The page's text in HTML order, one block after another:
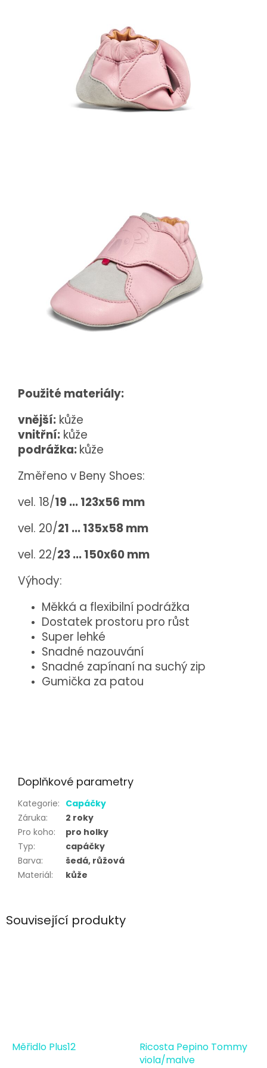
Související produkty
Měřidlo Plus12
Ricosta Pepino Tommy
viola/malve
Použité materiály:
vnější: kůže
vnitřní: kůže
podrážka:kůže
Změřeno v Beny Shoes:
vel. 18/19 ... 123x56 mm
vel. 20/21 ... 135x58 mm
vel. 22/23 ... 150x60 mm
Výhody:
Měkká a flexibilní podrážka
Dostatek prostoru pro růst
Super lehké
Snadné nazouvání
Snadné zapínaní na suchý zip
Gumička za patou
Doplňkové parametry
Kategorie: Capáčky
Záruka:
2 roky
Pro koho:
pro holky
Typ:
capáčky
Barva:
šedá, růžová
Materiál: kůže